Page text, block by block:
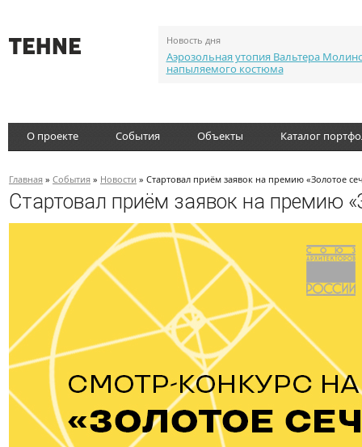
Новость дня
Аэрозольная утопия Вальтера
напыляемого костюма
О проекте События Объекты Каталог
Главная » События » Новости » Стартовал приём заявок на премию «Золотое
Стартовал приём заявок на премию